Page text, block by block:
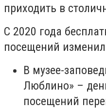
приходить в
С 2020 года
посещений
В музее-
Люблино» –
посещений